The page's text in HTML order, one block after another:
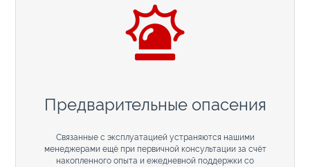
Предварительные опасения
Связанные с эксплуатацией устраняются нашими
менеджерами ещё при первичной консультации за счёт
накопленного опыта и ежедневной поддержки со